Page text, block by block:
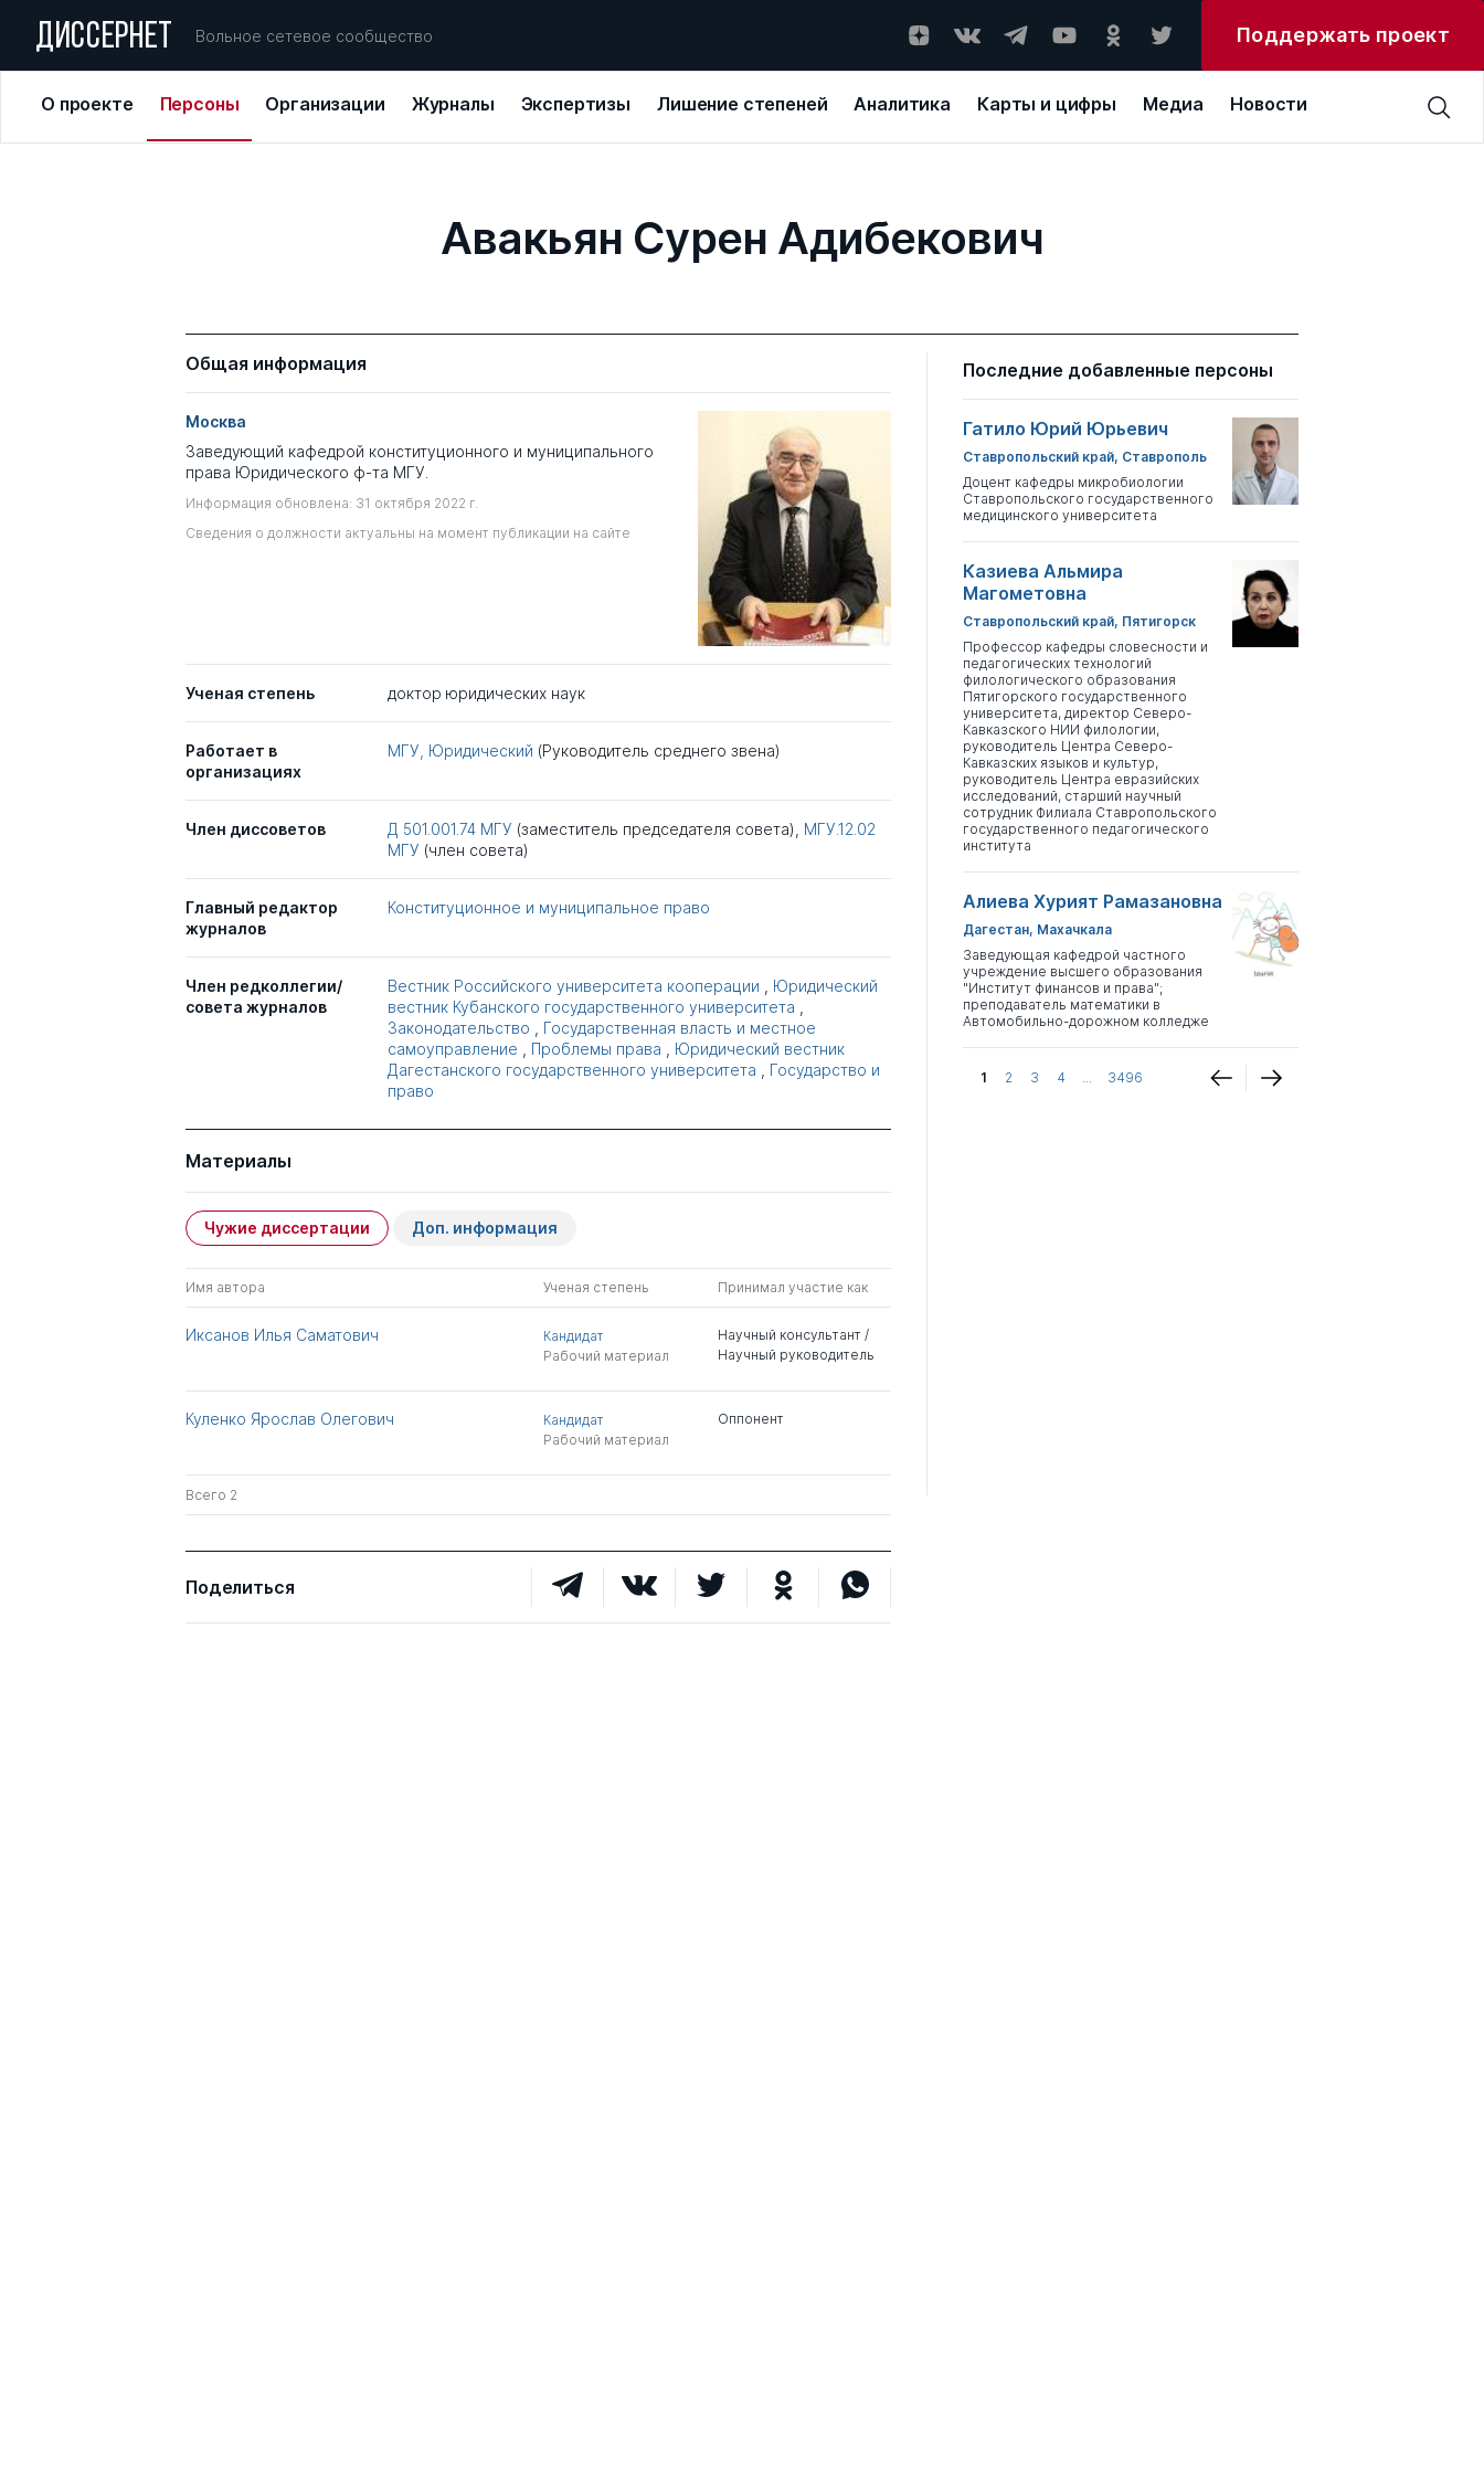
ДИССЕРНЕТ Вольное сетевое сообщество Поддержать проект
О проекте Персоны Организации Журналы Экспертизы Лишение степеней Аналитика Карты и цифры Медиа Новости
Авакьян Сурен Адибекович
Общая информация
Москва
Заведующий кафедрой конституционного и муниципального
права Юридического ф-та МГУ.
Информация обновлена: 31 октября 2022 г.
Сведения о должности актуальны на момент публикации на сайте
Ученая степень доктор юридических наук
Работает в
организациях
МГУ, Юридический (Руководитель среднего звена)
Член диссоветов Д 501.001.74 МГУ (заместитель председателя совета), МГУ.12.02
МГУ (член совета)
Главный редактор
журналов
Конституционное и муниципальное право
Член редколлегии/
совета журналов
Вестник Российского университета кооперации
Юридический
вестник Кубанского государственного университета
Законодательство
Государственная власть и местное
самоуправление
Проблемы права
Юридический вестник
Дагестанского государственного университета
Государство и
право
Материалы
Чужие диссертации Доп. информация
Имя автора Ученая степень Принимал участие как
Иксанов Илья Саматович
Кандидат
Рабочий материал
Научный консультант /
Научный руководитель
Куленко Ярослав Олегович
Кандидат
Рабочий материал
Оппонент
Всего 2
Поделиться
Последние добавленные персоны
Гатило Юрий Юрьевич
Ставропольский край, Ставрополь
Доцент кафедры микробиологии
Ставропольского государственного
медицинского университета
Казиева Альмира
Магометовна
Ставропольский край, Пятигорск
Профессор кафедры словесности и
педагогических технологий
филологического образования
Пятигорского государственного
университета, директор Северо-
Кавказского НИИ филологии,
руководитель Центра Северо-
Кавказских языков и культур,
руководитель Центра евразийских
исследований, старший научный
сотрудник Филиала Ставропольского
государственного педагогического
института
Алиева Хурият Рамазановна
Дагестан, Махачкала
Заведующая кафедрой частного
учреждение высшего образования
"Институт финансов и права";
преподаватель математики в
Автомобильно-дорожном колледже
1 2 3 4 ... 3496